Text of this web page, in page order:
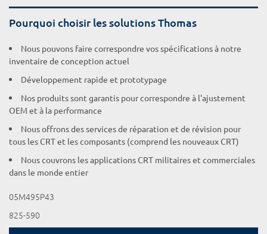
Pourquoi choisir les solutions Thomas
Nous pouvons faire correspondre vos spécifications à notre
inventaire de conception actuel
Développement rapide et prototypage
Nos produits sont garantis pour correspondre à l'ajustement
OEM et à la performance
Nous offrons des services de réparation et de révision pour
tous les CRT et les composants (comprend les nouveaux CRT)
Nous couvrons les applications CRT militaires et commerciales
dans le monde entier
05M495P43
825-590